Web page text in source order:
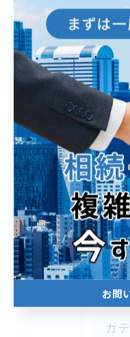
経営 タックスプランニング
< 前のページ
#ビジネスモデル
#法
カ
お問
お問